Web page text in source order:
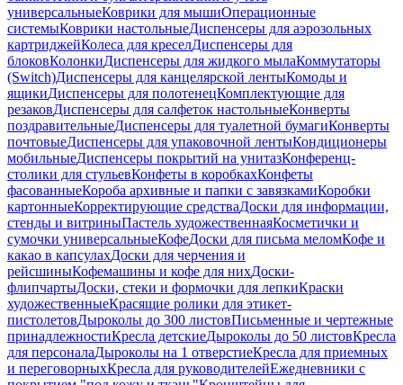
универсальныеКоврики для мышиОперационные
системыКоврики настольныеДиспенсеры для аэрозольных
картриджейКолеса для креселДиспенсеры для
блоковКолонкиДиспенсеры для жидкого мылаКоммутаторы
(Switch)Диспенсеры для канцелярской лентыКомоды и
ящикиДиспенсеры для полотенецКомплектующие для
резаковДиспенсеры для салфеток настольныеКонверты
поздравительныеДиспенсеры для туалетной бумагиКонверты
почтовыеДиспенсеры для упаковочной лентыКондиционеры
мобильныеДиспенсеры покрытий на унитазКонференц-
столики для стульевКонфеты в коробкахКонфеты
фасованныеКороба архивные и папки с завязкамиКоробки
картонныеКорректирующие средстваДоски для информации,
стенды и витриныПастель художественнаяКосметички и
сумочки универсальныеКофеДоски для письма меломКофе и
какао в капсулахДоски для черчения и
рейсшиныКофемашины и кофе для нихДоски-
флипчартыДоски, стеки и формочки для лепкиКраски
художественныеКрасящие ролики для этикет-
пистолетовДыроколы до 300 листовПисьменные и чертежные
принадлежностиКресла детскиеДыроколы до 50 листовКресла
для персоналаДыроколы на 1 отверстиеКресла для приемных
и переговорныхКресла для руководителейЕжедневники с